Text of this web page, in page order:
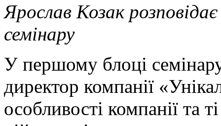
Ярослав Козак
семінару
У першому блоці
директор компанії
особливості компанії та